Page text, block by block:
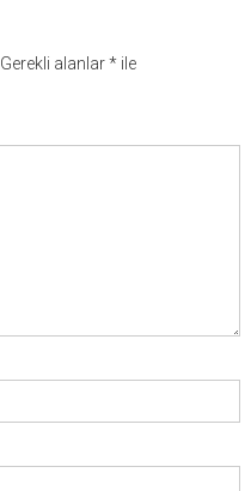
Gerekli alanlar*ile